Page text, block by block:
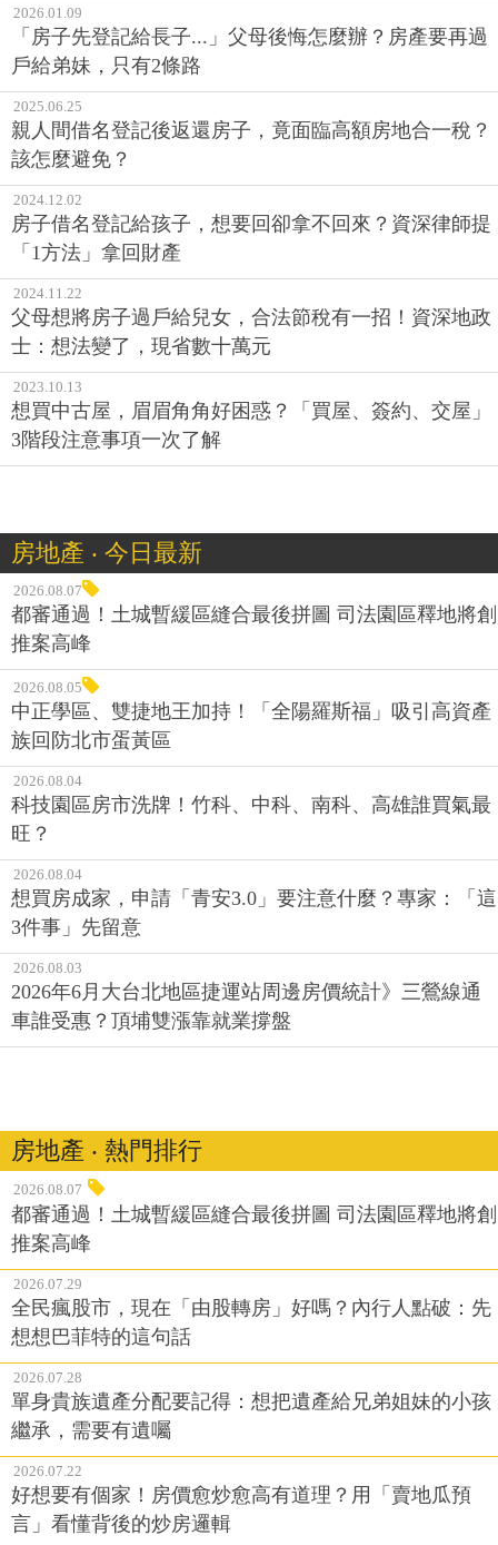
2026.01.09
「房子先登記給長子...」父母後悔怎麼辦？房產要再過
戶給弟妹，只有2條路
2025.06.25
親人間借名登記後返還房子，竟面臨高額房地合一稅？
該怎麼避免？
2024.12.02
房子借名登記給孩子，想要回卻拿不回來？資深律師提
「1方法」拿回財產
2024.11.22
父母想將房子過戶給兒女，合法節稅有一招！資深地政
士：想法變了，現省數十萬元
2023.10.13
想買中古屋，眉眉角角好困惑？「買屋、簽約、交屋」
3階段注意事項一次了解
房地產 ‧ 今日最新
2026.08.07
都審通過！土城暫緩區縫合最後拼圖 司法園區釋地將創
推案高峰
2026.08.05
中正學區、雙捷地王加持！「全陽羅斯福」吸引高資產
族回防北市蛋黃區
2026.08.04
科技園區房市洗牌！竹科、中科、南科、高雄誰買氣最
旺？
2026.08.04
想買房成家，申請「青安3.0」要注意什麼？專家：「這
3件事」先留意
2026.08.03
2026年6月大台北地區捷運站周邊房價統計》三鶯線通
車誰受惠？頂埔雙漲靠就業撐盤
房地產 ‧ 熱門排行
2026.08.07
都審通過！土城暫緩區縫合最後拼圖 司法園區釋地將創
推案高峰
2026.07.29
全民瘋股市，現在「由股轉房」好嗎？內行人點破：先
想想巴菲特的這句話
2026.07.28
單身貴族遺產分配要記得：想把遺產給兄弟姐妹的小孩
繼承，需要有遺囑
2026.07.22
好想要有個家！房價愈炒愈高有道理？用「賣地瓜預
言」看懂背後的炒房邏輯